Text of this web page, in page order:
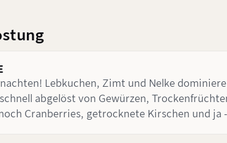
Lebkuchen, Zimt und Nelke
abgelöst von Gewürzen,
Cranberries, getrocknete Kirschen und ja